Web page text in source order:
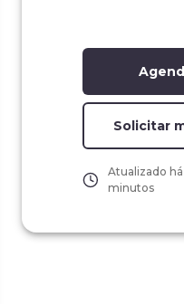
Solicitar
Atualizado há
minutos